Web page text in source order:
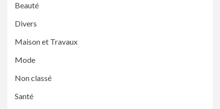
Beauté
Divers
Maison et Travaux
Mode
Non classé
Santé